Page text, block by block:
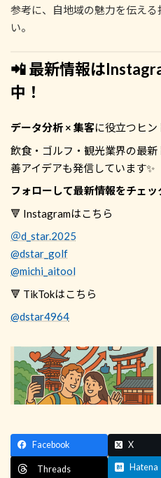
参考に、自地域の魅力を伝え
い。
📲 最新情報は
中！
データ分析 × 集客に役立つヒン
飲食・ゴルフ・観光業界の最
善アイデアも発信しています✨
フォローして最新情報をチェッ
🔻 Instagramはこちら
＠d_star.2025
@dstar_golf
@michi_aitool
🔻 TikTokはこちら
@dstar4964
Facebook X
Threads Hatena